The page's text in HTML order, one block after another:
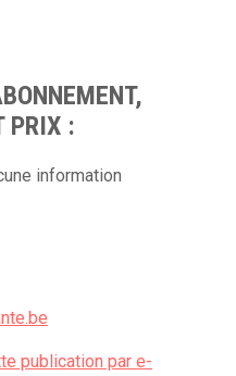
PRIX :
information
publication par e-